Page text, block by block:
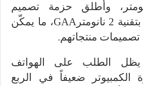
من 5 نانومتر، وأطلق حزمة تصميم
المعالجة (PDK) بتقنية 2 نانومترGAA، ما يمكّن
تصميمات منتجاتهم.
الطلب على الهواتف
الكمبيوتر ضعيفاً في الربع